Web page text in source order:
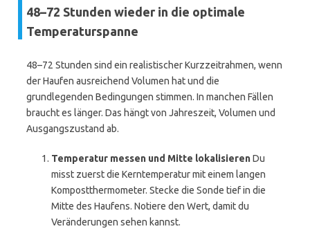
48–72 Stunden wieder in die optimale
Temperaturspanne
48–72 Stunden sind ein realistischer Kurzzeitrahmen, wenn
der Haufen ausreichend Volumen hat und die
grundlegenden Bedingungen stimmen. In manchen Fällen
braucht es länger. Das hängt von Jahreszeit, Volumen und
Ausgangszustand ab.
Temperatur messen und Mitte lokalisierenDu
misst zuerst die Kerntemperatur mit einem langen
Kompostthermometer. Stecke die Sonde tief in die
Mitte des Haufens. Notiere den Wert, damit du
Veränderungen sehen kannst.